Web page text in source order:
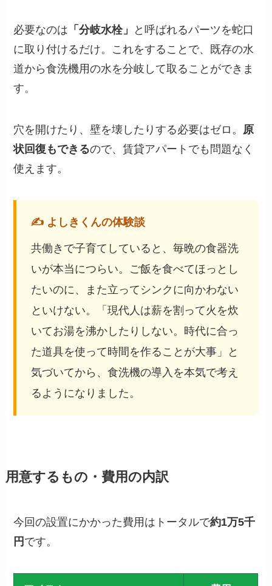
必要なのは 「分岐水栓」
と呼ばれるパーツを蛇口
に取り付けるだけ。これをすることで、既存の水
道から食洗機用の水を分岐して取ることができま
す。
穴を開けたり、壁を壊したりする必要はゼロ。 原
状回復もできるので、賃貸アパートでも問題なく
使えます。
✍️ よしきくんの体験談
共働きで子育てしていると、毎晩の食器洗
いが本当につらい。ご飯を食べてほっとし
たいのに、また立ってシンクに向かわない
といけない。「現代人は薪を割って火を炊
いてお湯を沸かしたりしない。時代に合っ
た道具を使って時間を作ることが大事」と
気づいてから、食洗機の導入を本気で考え
るようになりました。
用意するもの・費用の内訳
今回の設置にかかった費用はトータルで約1万5千
円 です。